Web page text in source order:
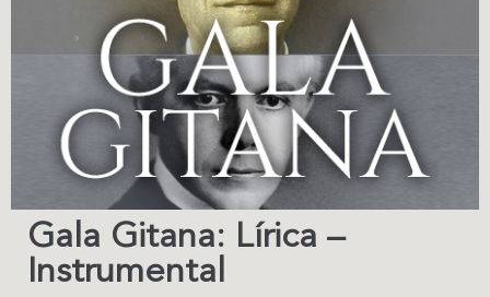
Gala Gitana: Lírica –
Instrumental